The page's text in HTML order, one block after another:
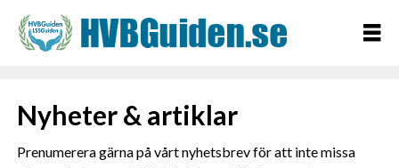
Nyheter & artiklar
Prenumerera gärna på vårt nyhetsbrev för att inte missa